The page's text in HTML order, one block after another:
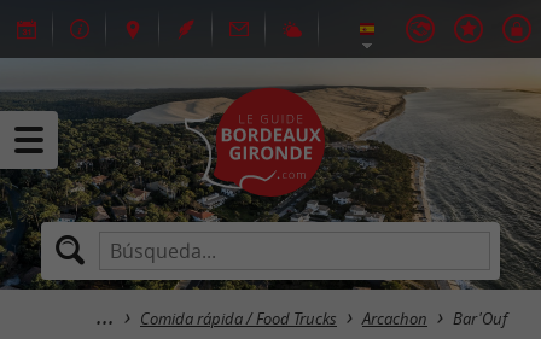
Comida rápida / Food Trucks Arcachon Bar'Ouf